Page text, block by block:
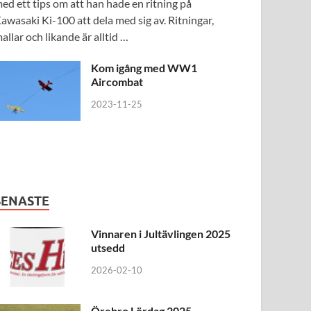
ett tips om att han hade en ritning på
Ki-100 att dela med sig av. Ritningar,
och likande är alltid …
Kom igång med WW1
Aircombat
2023-11-25
Vinnaren i Jultävlingen 2025
utsedd
2026-02-10